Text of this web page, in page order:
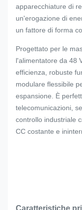
apparecchiature di
un'erogazione di
un fattore di forma
Progettato per le
l'alimentatore da 48
efficienza, robuste
modulare flessibile
espansione. È
telecomunicazioni,
controllo industriale
CC costante e
Caratteristiche